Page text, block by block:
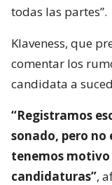
todas las partes”.
Klaveness, que
comentar los
candidata a
“Registramos
sonado, pero no
tenemos
candidaturas”,